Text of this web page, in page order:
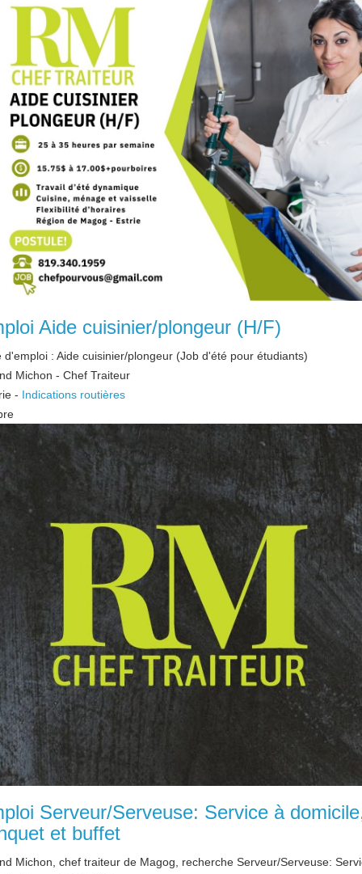
Aide cuisinier/plongeur (H/F)
d'emploi : Aide cuisinier/plongeur (Job d'été pour étudiants)
Michon - Chef Traiteur
- Indications routières
Serveur/Serveuse: Service à
et buffet
Michon, chef traiteur de Magog, recherche Serveur/Serveuse: